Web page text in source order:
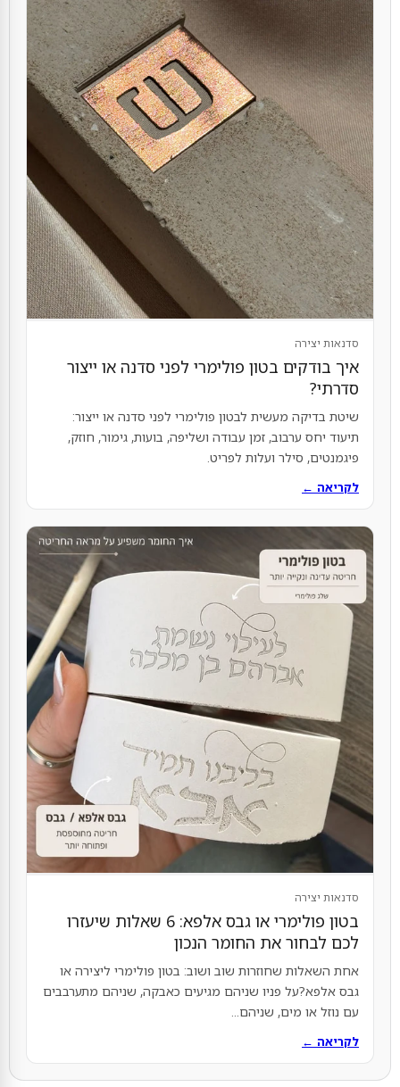
סדנאות יצירה
איך בודקים בטון פולימרי לפני סדנה או ייצור
סדרתי?
שיטת בדיקה מעשית לבטון פולימרי לפני סדנה או ייצור:
תיעוד יחס ערבוב, זמן עבודה ושליפה, בועות, גימור, חוזק,
פיגמנטים, סילר ועלות לפריט.
לקריאה ←
סדנאות יצירה
בטון פולימרי או גבס אלפא: 6 שאלות שיעזרו
לכם לבחור את החומר הנכון
אחת השאלות שחוזרות שוב ושוב: בטון פולימרי ליצירה או
גבס אלפא?על פניו שניהם מגיעים כאבקה, שניהם מתערבבים
עם נוזל או מים, שניהם...
לקריאה ←